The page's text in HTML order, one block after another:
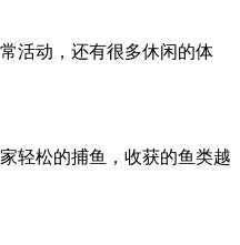
动，还有很多休闲的体
松的捕鱼，收获的鱼类越